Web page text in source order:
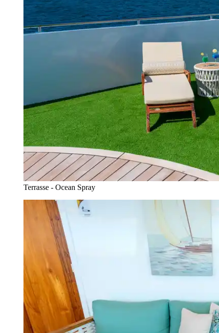
Terrasse - Ocean Spray